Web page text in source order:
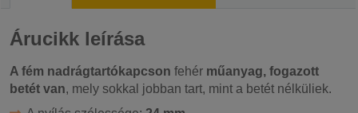
Árucikk leírása
A fém nadrágtartókapcson fehér műanyag, fogazott
betét van, mely sokkal jobban tart, mint a betét nélküliek.